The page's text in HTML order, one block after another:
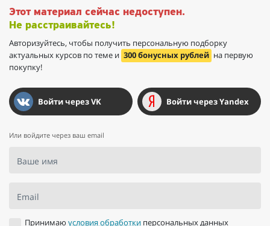
Этот материал сейчас недоступен.
Не расстраивайтесь!
Авторизуйтесь, чтобы получить персональную подборку
актуальных курсов по теме и 300 бонусных рублей на первую
покупку!
Войти через VK Войти через Yandex
Или войдите через ваш email
Ваше имя
Email
Принимаю условия обработки персональных данных